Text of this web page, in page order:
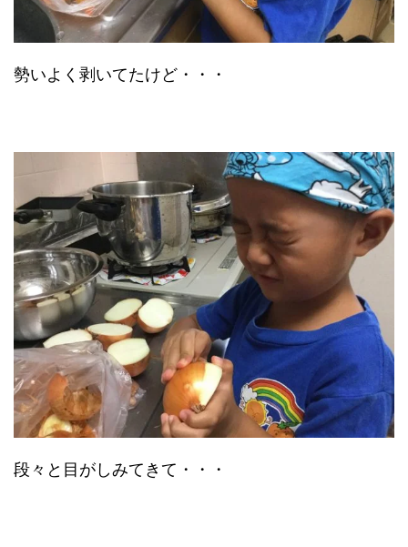
勢いよく剥いてたけど・・・
段々と目がしみてきて・・・